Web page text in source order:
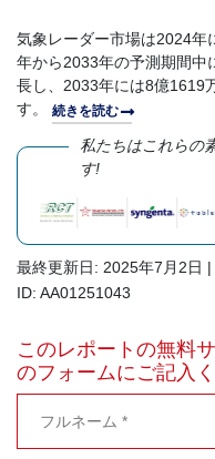
気象レーダー市場は2024年
年から2033年の予測期間中
長し、2033年には8億1619
す。 続きを読む
私たちはこれらの
す!
最終更新日: 2025年7月2日
ID: AA01251043
このレポートの無料
のフォームにご記入く